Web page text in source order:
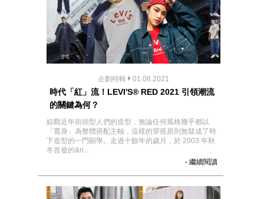
企劃特輯 01.08.2021
時代「紅」流！LEVI'S® RED 2021 引領潮流
的關鍵為何？
綜觀近年街頭型人們的造型，無論任何風格幾乎都以
「寬身」為整體搭配主軸，這樣的穿搭原則無疑成了時
下造型的一門顯學。走過十餘年的歲月，於 2003 年秋
冬首發的&n...
- 繼續閱讀